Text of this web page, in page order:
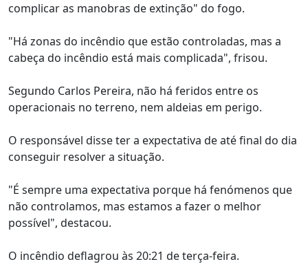
complicar as manobras de extinção" do fogo.
"Há zonas do incêndio que estão controladas, mas a
cabeça do incêndio está mais complicada", frisou.
Segundo Carlos Pereira, não há feridos entre os
operacionais no terreno, nem aldeias em perigo.
O responsável disse ter a expectativa de até final do dia
conseguir resolver a situação.
"É sempre uma expectativa porque há fenómenos que
não controlamos, mas estamos a fazer o melhor
possível", destacou.
O incêndio deflagrou às 20:21 de terça-feira.